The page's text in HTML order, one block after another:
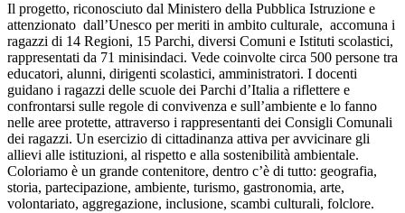
Il progetto, riconosciuto dal Ministero della Pubblica Istruzione e
attenzionato dall’Unesco per meriti in ambito culturale, accomuna i
ragazzi di 14 Regioni, 15 Parchi, diversi Comuni e Istituti scolastici,
rappresentati da 71 minisindaci. Vede coinvolte circa 500 persone tra
educatori, alunni, dirigenti scolastici, amministratori. I docenti
guidano i ragazzi delle scuole dei Parchi d’Italia a riflettere e
confrontarsi sulle regole di convivenza e sull’ambiente e lo fanno
nelle aree protette, attraverso i rappresentanti dei Consigli Comunali
dei ragazzi. Un esercizio di cittadinanza attiva per avvicinare gli
allievi alle istituzioni, al rispetto e alla sostenibilità ambientale.
Coloriamo è un grande contenitore, dentro c’è di tutto: geografia,
storia, partecipazione, ambiente, turismo, gastronomia, arte,
volontariato, aggregazione, inclusione, scambi culturali, folclore.